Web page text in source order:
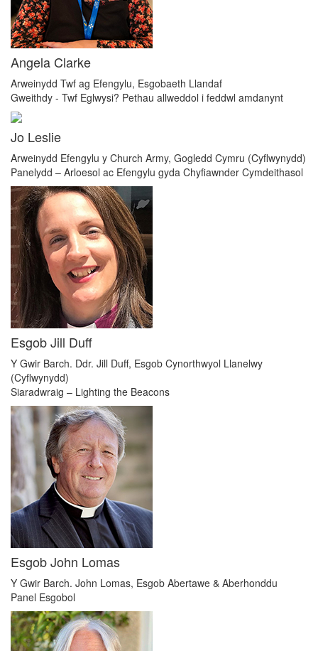
Angela Clarke
Arweinydd Twf ag Efengylu, Esgobaeth Llandaf
Gweithdy - Twf Eglwysi? Pethau allweddol i feddwl amdanynt
Jo Leslie
Arweinydd Efengylu y Church Army, Gogledd Cymru (Cyflwynydd)
Panelydd – Arloesol ac Efengylu gyda Chyfiawnder Cymdeithasol
Esgob Jill Duff
Y Gwir Barch. Ddr. Jill Duff, Esgob Cynorthwyol Llanelwy
(Cyflwynydd)
Siaradwraig – Lighting the Beacons
Esgob John Lomas
Y Gwir Barch. John Lomas, Esgob Abertawe & Aberhonddu
Panel Esgobol